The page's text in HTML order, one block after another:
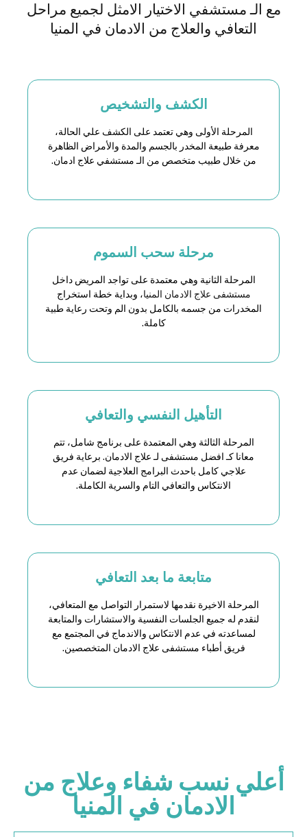
مع الـ مستشفي الاختيار الامثل لجميع مراحل
التعافي والعلاج من الادمان في المنيا
الكشف والتشخيص
المرحلة الأولى وهي تعتمد على الكشف علي الحالة،
معرفة طبيعة المخدر بالجسم والمدة والأمراض الظاهرة
من خلال طبيب متخصص من الـ مستشفي علاج ادمان.
مرحلة سحب السموم
المرحلة الثانية وهي معتمدة على تواجد المريض داخل
مستشفى علاج الادمان المنيا، وبداية خطة استخراج
المخدرات من جسمه بالكامل بدون الم وتحت رعاية طبية
كاملة.
التأهيل النفسي والتعافي
المرحلة الثالثة وهي المعتمدة على برنامج شامل، تتم
معانا كـ افضل مستشفى لـ علاج الادمان. برعاية فريق
علاجي كامل باحدث البرامج العلاجية لضمان عدم
الانتكاس والتعافي التام والسرية الكاملة.
متابعة ما بعد التعافي
المرحلة الاخيرة نقدمها لاستمرار التواصل مع المتعافي،
لنقدم له جميع الجلسات النفسية والاستشارات والمتابعة
لمساعدته في عدم الانتكاس والاندماج في المجتمع مع
فريق أطباء مستشفى علاج الادمان المتخصصين.
أعلي نسب شفاء وعلاج من
الادمان في المنيا